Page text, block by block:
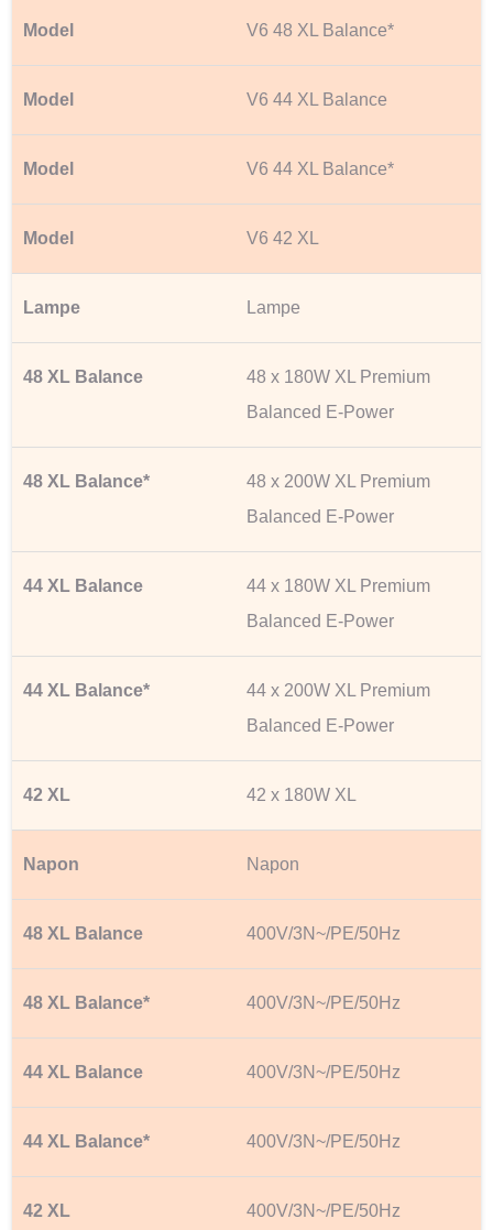
V6 48 XL Balance*
V6 44 XL Balance
V6 44 XL Balance*
V6 42 XL
Lampe
48 x 180W XL Premium
Balanced E-Power
48 x 200W XL Premium
Balanced E-Power
44 x 180W XL Premium
Balanced E-Power
44 x 200W XL Premium
Balanced E-Power
42 x 180W XL
Napon
400V/3N~/PE/50Hz
400V/3N~/PE/50Hz
400V/3N~/PE/50Hz
400V/3N~/PE/50Hz
400V/3N~/PE/50Hz